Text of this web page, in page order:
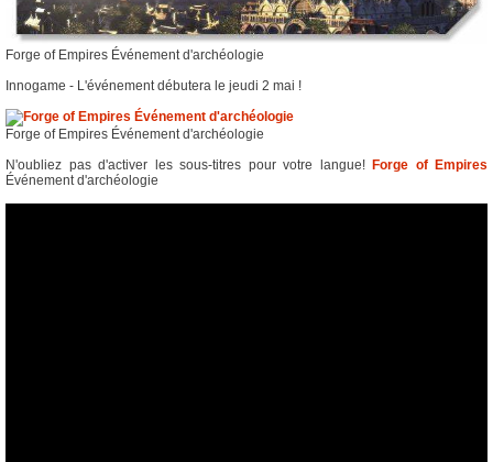
Forge of Empires Événement d'archéologie
Innogame - L'événement débutera le jeudi 2 mai !
Forge of Empires Événement d'archéologie
N'oubliez pas d'activer les sous-titres pour votre langue! Forge of Empires
Événement d'archéologie